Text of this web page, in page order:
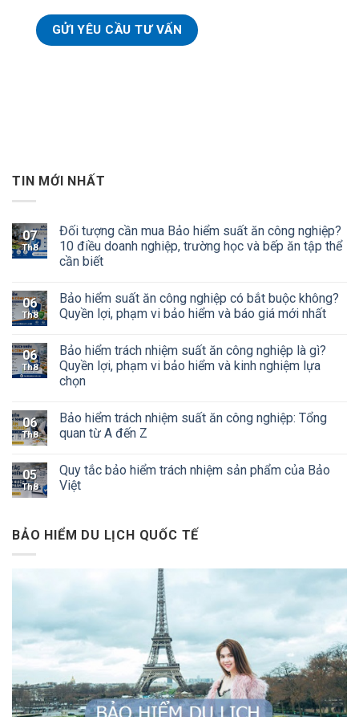
TIN MỚI NHẤT
07
Th8
Đối tượng cần mua Bảo hiểm suất ăn công nghiệp?
10 điều doanh nghiệp, trường học và bếp ăn tập thể
cần biết
06
Th8
Bảo hiểm suất ăn công nghiệp có bắt buộc không?
Quyền lợi, phạm vi bảo hiểm và báo giá mới nhất
06
Th8
Bảo hiểm trách nhiệm suất ăn công nghiệp là gì?
Quyền lợi, phạm vi bảo hiểm và kinh nghiệm lựa
chọn
06
Th8
Bảo hiểm trách nhiệm suất ăn công nghiệp: Tổng
quan từ A đến Z
05
Th8
Quy tắc bảo hiểm trách nhiệm sản phẩm của Bảo
Việt
BẢO HIỂM DU LỊCH QUỐC TẾ